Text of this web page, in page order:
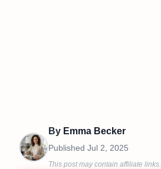
By Emma Becker
Published Jul 2, 2025
This post may contain affiliate links.